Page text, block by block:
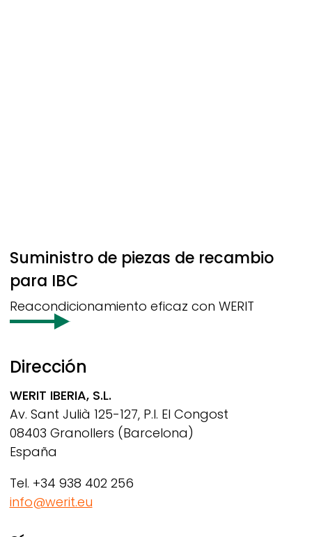
Suministro de piezas de recambio
para IBC
Reacondicionamiento eficaz con WERIT
Dirección
WERIT IBERIA, S.L.
Av. Sant Julià 125-127, P.I. El Congost
08403 Granollers (Barcelona)
España
Tel. +34 938 402 256
info@werit.eu